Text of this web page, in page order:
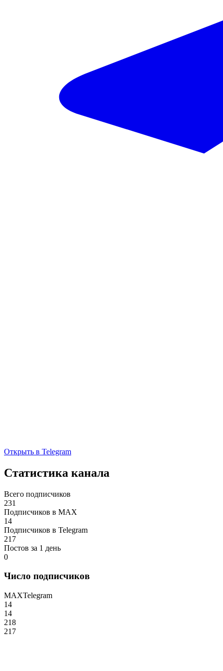
Открыть в Telegram
Статистика канала
Всего подписчиков
231
Подписчиков в MAX
14
Подписчиков в Telegram
217
Постов за 1 день
0
Число подписчиков
MAXTelegram
14
14
218
217